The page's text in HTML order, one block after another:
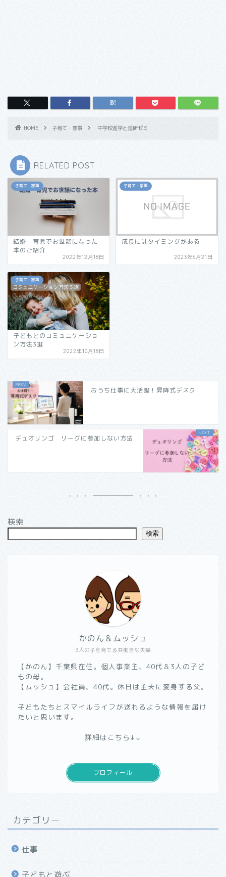
HOME 子育て・家事 中学校進学と進研ゼミ
RELATED POST
子育て・家事
結婚・育児でお世話になった
本のご紹介
2022年12月18日
子育て・家事
成長にはタイミングがある
2023年6月21日
子育て・家事
子どもとのコミュニケーショ
ン方法3選
2022年10月18日
おうち仕事に大活躍！昇降式デスク
デュオリンゴ リーグに参加しない方法
検索
検索
3人の子を育てる共働きな夫婦
かのん＆ムッシュ
【かのん】千葉県在住。個人事業主、40代＆3人の子ど
もの母。
【ムッシュ】会社員、40代。休日は主夫に変身する父。
子どもたちとスマイルライフが送れるような情報を届け
たいと思います。
詳細はこちら↓↓
プロフィール
カテゴリー
仕事